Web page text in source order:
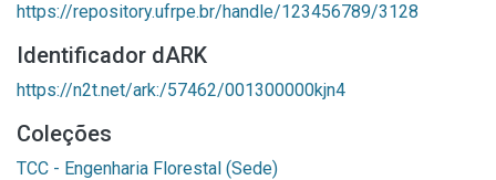
https://repository.ufrpe.br/handle/123456789/3128
Identificador dARK
https://n2t.net/ark:/57462/001300000kjn4
Coleções
TCC - Engenharia Florestal (Sede)